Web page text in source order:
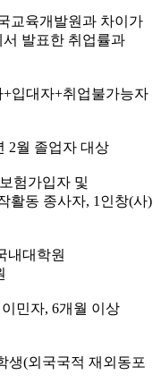
교육개발원과 차이가
발표한 취업률과
입대자+취업불가능자
2월 졸업자 대상
험가입자 및
활동 종사자, 1인창(사)
내대학원
민자, 6개월 이상
생(외국국적 재외동포